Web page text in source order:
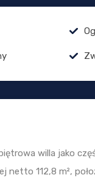
willa jako
netto 112,8 m²,